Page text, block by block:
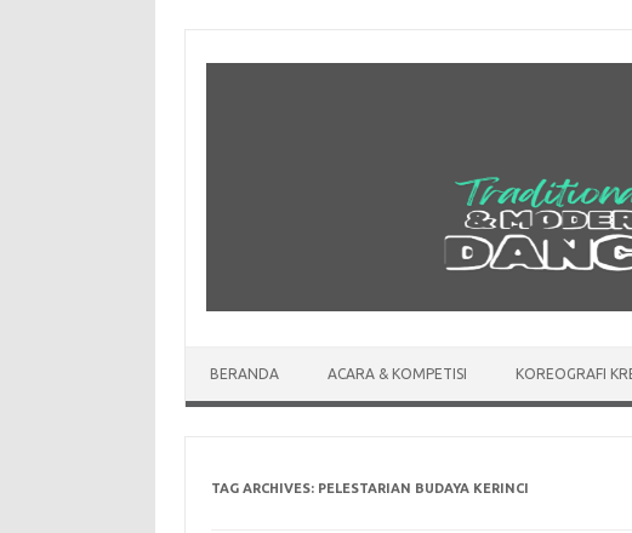
BERANDA ACARA & KOMPETISI KOREOGRAFI
TAG ARCHIVES: PELESTARIAN BUDAYA KERINCI